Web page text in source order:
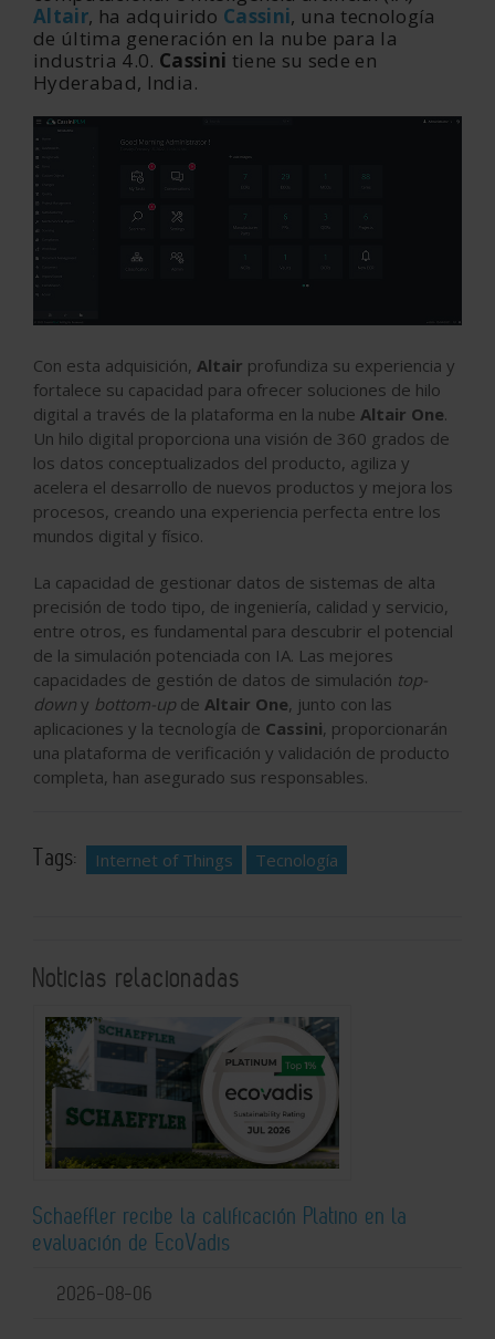
Altair, ha adquirido Cassini, una tecnología
de última generación en la nube para la
industria 4.0. Cassini tiene su sede en
Hyderabad, India.
Con esta adquisición, Altair profundiza su experiencia y
fortalece su capacidad para ofrecer soluciones de hilo
digital a través de la plataforma en la nube Altair One.
Un hilo digital proporciona una visión de 360 grados de
los datos conceptualizados del producto, agiliza y
acelera el desarrollo de nuevos productos y mejora los
procesos, creando una experiencia perfecta entre los
mundos digital y físico.
La capacidad de gestionar datos de sistemas de alta
precisión de todo tipo, de ingeniería, calidad y servicio,
entre otros, es fundamental para descubrir el potencial
de la simulación potenciada con IA. Las mejores
capacidades de gestión de datos de simulación top-
down y bottom-up de Altair One, junto con las
aplicaciones y la tecnología de Cassini, proporcionarán
una plataforma de verificación y validación de producto
completa, han asegurado sus responsables.
Tags: Internet of Things Tecnología
Noticias relacionadas
Schaeffler recibe la calificación Platino en la
evaluación de EcoVadis
2026-08-06